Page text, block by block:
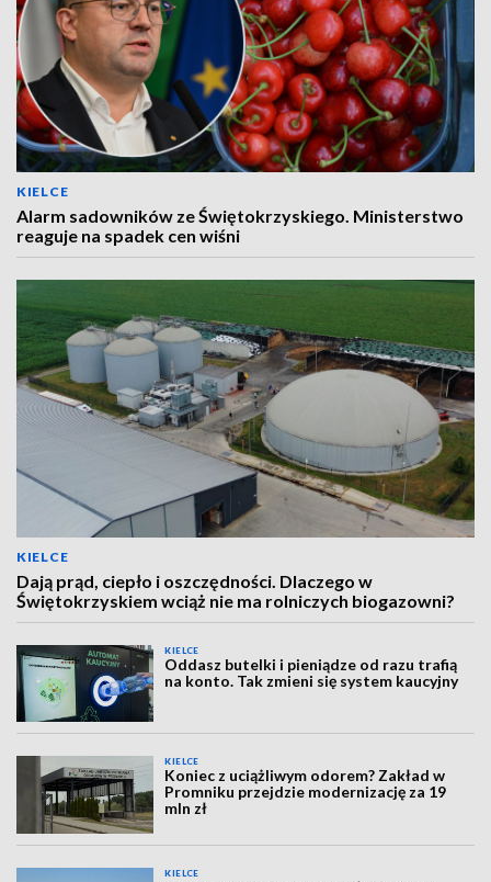
KIELCE
Alarm sadowników ze Świętokrzyskiego. Ministerstwo
reaguje na spadek cen wiśni
KIELCE
Dają prąd, ciepło i oszczędności. Dlaczego w
Świętokrzyskiem wciąż nie ma rolniczych biogazowni?
KIELCE
Oddasz butelki i pieniądze od razu trafią
na konto. Tak zmieni się system kaucyjny
KIELCE
Koniec z uciążliwym odorem? Zakład w
Promniku przejdzie modernizację za 19
mln zł
KIELCE